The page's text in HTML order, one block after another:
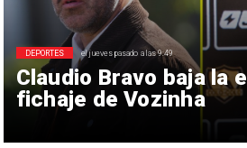
Claudio Bravo baja la
fichaje de Vozinha
DEPORTES el jueves pasado a las 9:49